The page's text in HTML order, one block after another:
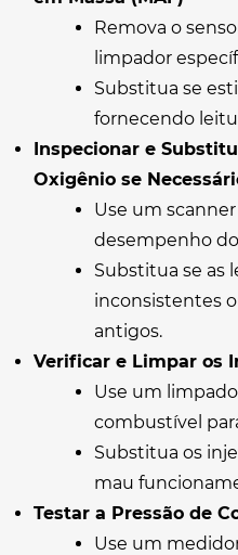
Remova o
limpador
Substitua se
fornecendo
Inspecionar e
Oxigênio se
Use um
desempenho
Substitua se as
inconsistentes
antigos.
Verificar e Limpar os
Use um
combustível
Substitua os
mau
Testar a Pressão de
Use um